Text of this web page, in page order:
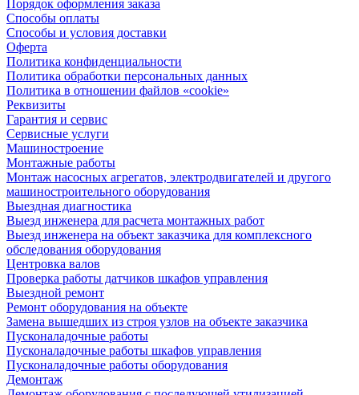
Порядок оформления заказа
Способы оплаты
Способы и условия доставки
Оферта
Политика конфиденциальности
Политика обработки персональных данных
Политика в отношении файлов «cookie»
Реквизиты
Гарантия и сервис
Сервисные услуги
Машиностроение
Монтажные работы
Монтаж насосных агрегатов, электродвигателей и другого
машиностроительного оборудования
Выездная диагностика
Выезд инженера для расчета монтажных работ
Выезд инженера на объект заказчика для комплексного
обследования оборудования
Центровка валов
Проверка работы датчиков шкафов управления
Выездной ремонт
Ремонт оборудования на объекте
Замена вышедших из строя узлов на объекте заказчика
Пусконаладочные работы
Пусконаладочные работы шкафов управления
Пусконаладочные работы оборудования
Демонтаж